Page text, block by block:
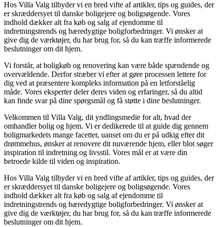
Hos Villa Valg tilbyder vi en bred vifte af artikler, tips og guides, der
er skræddersyet til danske boligejere og boligsøgende. Vores
indhold dækker alt fra køb og salg af ejendomme til
indretningstrends og bæredygtige boligforbedringer. Vi ønsker at
give dig de værktøjer, du har brug for, så du kan træffe informerede
beslutninger om dit hjem.
Vi forstår, at boligkøb og renovering kan være både spændende og
overvældende. Derfor stræber vi efter at gøre processen lettere for
dig ved at præsentere kompleks information på en letforståelig
måde. Vores eksperter deler deres viden og erfaringer, så du altid
kan finde svar på dine spørgsmål og få støtte i dine beslutninger.
Velkommen til Villa Valg, dit yndlingsmedie for alt, hvad der
omhandler bolig og hjem. Vi er dedikerede til at guide dig gennem
boligmarkedets mange facetter, uanset om du er på udkig efter dit
drømmehus, ønsker at renovere dit nuværende hjem, eller blot søger
inspiration til indretning og livsstil. Vores mål er at være din
betroede kilde til viden og inspiration.
Hos Villa Valg tilbyder vi en bred vifte af artikler, tips og guides, der
er skræddersyet til danske boligejere og boligsøgende. Vores
indhold dækker alt fra køb og salg af ejendomme til
indretningstrends og bæredygtige boligforbedringer. Vi ønsker at
give dig de værktøjer, du har brug for, så du kan træffe informerede
beslutninger om dit hjem.